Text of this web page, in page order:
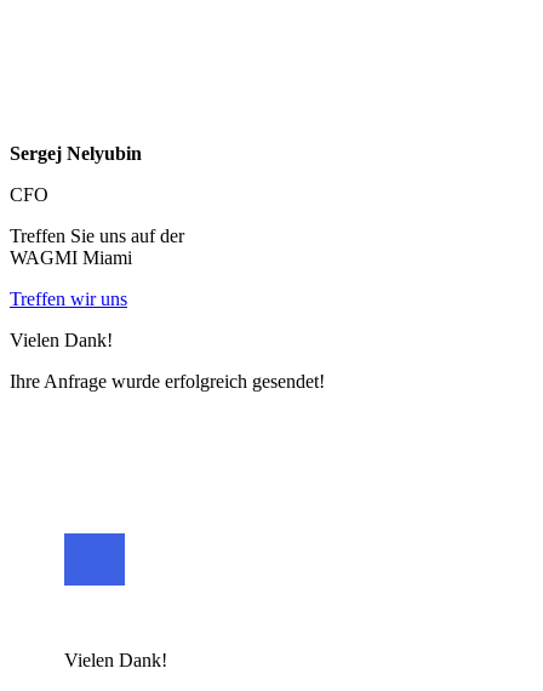
Sergej Nelyubin
CFO
Treffen Sie uns auf der
WAGMI Miami
Treffen wir uns
Vielen Dank!
Ihre Anfrage wurde erfolgreich gesendet!
Vielen Dank!